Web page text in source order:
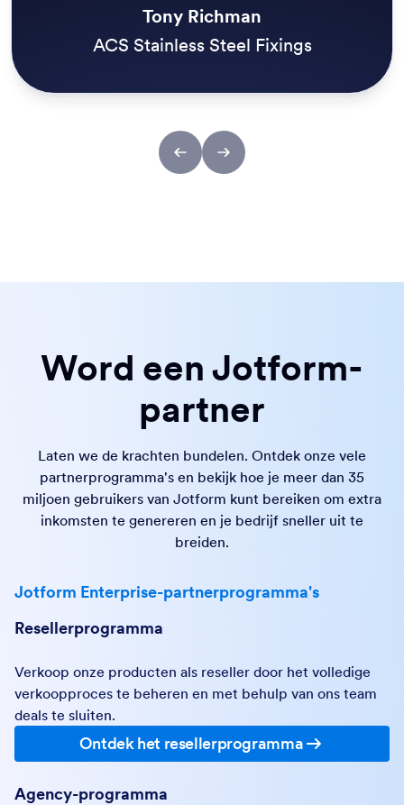
Tony Richman
ACS Stainless Steel Fixings
Word een Jotform-
partner
Laten we de krachten bundelen. Ontdek onze vele
partnerprogramma's en bekijk hoe je meer dan 35
miljoen gebruikers van Jotform kunt bereiken om extra
inkomsten te genereren en je bedrijf sneller uit te
breiden.
Jotform Enterprise-partnerprogramma's
Resellerprogramma
Verkoop onze producten als reseller door het volledige
verkoopproces te beheren en met behulp van ons team
deals te sluiten.
Ontdek het resellerprogramma
Agency-programma